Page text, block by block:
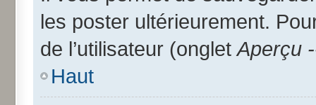
les poster ultérieurement.
de l’utilisateur (onglet Aperçu
Haut